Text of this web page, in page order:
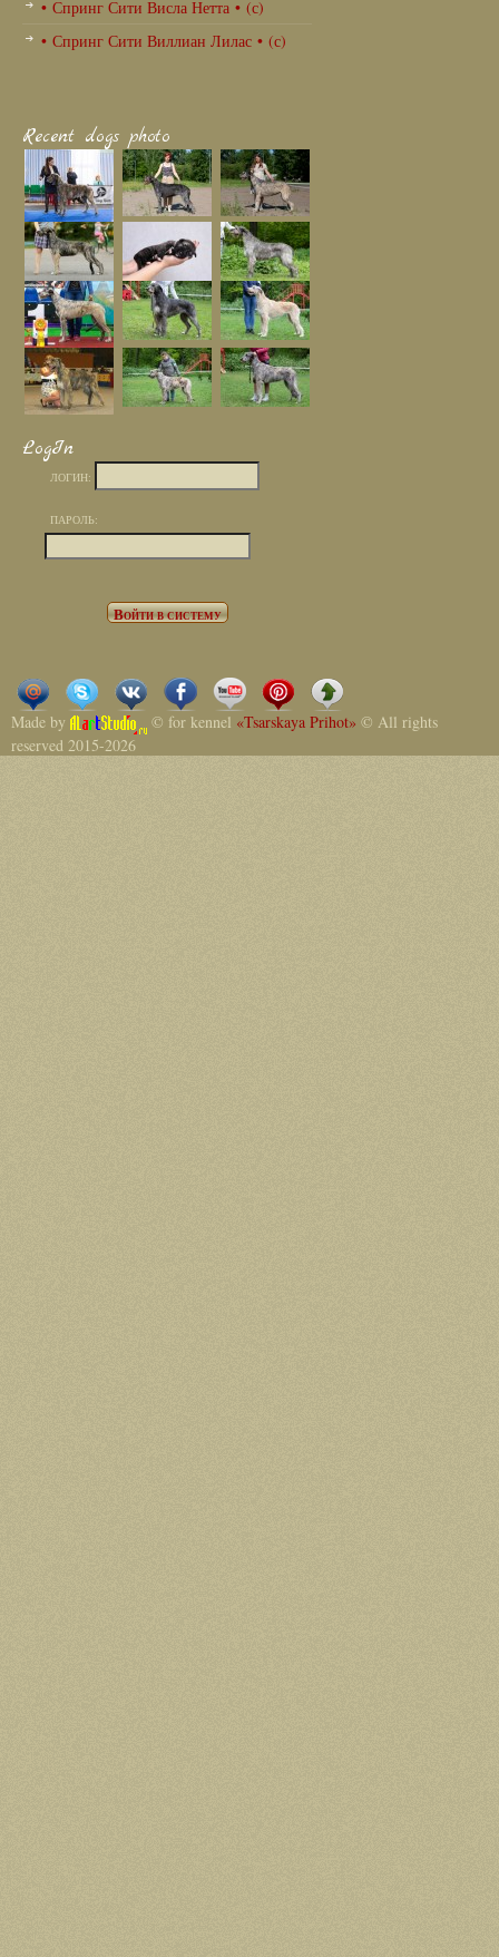
• Спринг Сити Висла Нетта • (с)
• Спринг Сити Виллиан Лилас • (с)
Recent dogs photo
LogIn
ЛОГИН:
ПАРОЛЬ:
Made by © for kennel «Tsarskaya Prihot» © All rights
reserved 2015-2026